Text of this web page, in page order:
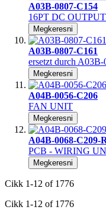
A03B-0807-C154
16PT DC
Megkeresni
A03B-0807-C161
ersetzt durch A03B-
Megkeresni
A04B-0056-C206
FAN UNIT
Megkeresni
A04B-0068-C209-
PCB - WIRING
Megkeresni
Cikk 1-12 of 1776
Cikk 1-12 of 1776